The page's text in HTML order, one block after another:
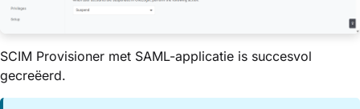
SCIM Provisioner met SAML-applicatie is succesvol
gecreëerd.